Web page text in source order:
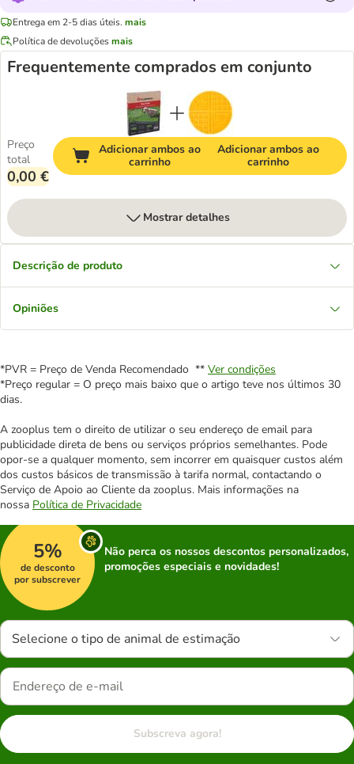
Entrega em 2-5 dias úteis. mais
Política de devoluçõesmais
Frequentemente comprados em conjunto
Preço
total
0,00 €
Adicionar ambos ao
carrinho
Adicionar ambos ao
carrinho
Mostrar detalhes
Descrição de produto
Opiniões
*PVR = Preço de Venda Recomendado ** Ver condições
*Preço regular = O preço mais baixo que o artigo teve nos últimos 30
dias.
A zooplus tem o direito de utilizar o seu endereço de email para
publicidade direta de bens ou serviços próprios semelhantes. Pode
opor-se a qualquer momento, sem incorrer em quaisquer custos além
dos custos básicos de transmissão à tarifa normal, contactando o
Serviço de Apoio ao Cliente da zooplus. Mais informações na
nossa Política de Privacidade
5%
de desconto
por subscrever
Não perca os nossos descontos personalizados,
promoções especiais e novidades!
Selecione o tipo de animal de estimação
Subscreva agora!